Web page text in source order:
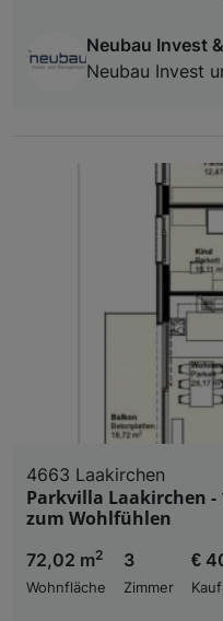
Neubau Invest
Neubau Invest
4663 Laakirchen
Parkvilla Laakirchen -
zum Wohlfühlen
72,02 m2
Wohnfläche
3
Zimmer
€